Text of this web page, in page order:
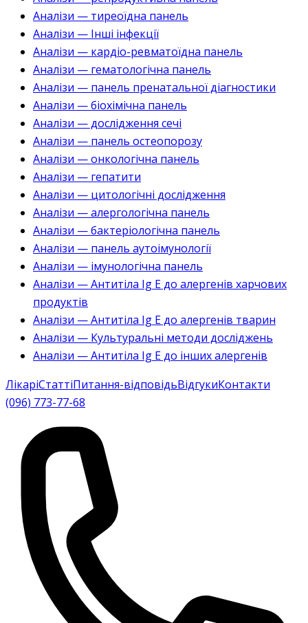
Аналізи — тиреоїдна панель
Аналізи — Інші інфекції
Аналізи — кардіо-ревматоїдна панель
Аналізи — гематологічна панель
Аналізи — панель пренатальної діагностики
Аналізи — біохімічна панель
Аналізи — дослідження сечі
Аналізи — панель остеопорозу
Аналізи — онкологічна панель
Аналізи — гепатити
Аналізи — цитологічні дослідження
Аналізи — алергологічна панель
Аналізи — бактеріологічна панель
Аналізи — панель аутоімунології
Аналізи — імунологічна панель
Аналізи — Антитіла Ig E до алергенів харчових
продуктів
Аналізи — Антитіла Ig E до алергенів тварин
Аналізи — Культуральні методи досліджень
Аналізи — Антитіла Ig E до інших алергенів
ЛікаріСтаттіПитання-відповідьВідгукиКонтакти
(096) 773-77-68